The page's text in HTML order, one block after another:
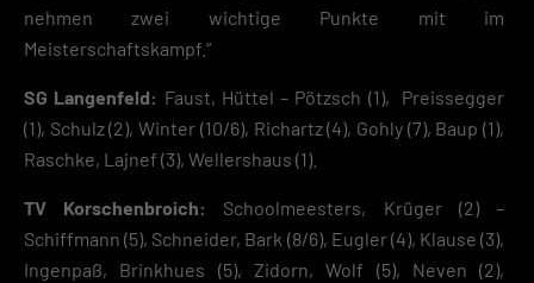
nehmen zwei wichtige Punkte mit im
Meisterschaftskampf.“
SG Langenfeld: Faust, Hüttel – Pötzsch (1), Preissegger
(1), Schulz (2), Winter (10/6), Richartz (4), Gohly (7), Baup (1),
Raschke, Lajnef (3), Wellershaus (1).
TV Korschenbroich:
Schoolmeesters, Krüger (2) –
Schiffmann (5), Schneider, Bark (8/6), Eugler (4), Klause (3),
Ingenpaß, Brinkhues (5), Zidorn, Wolf (5), Neven (2),